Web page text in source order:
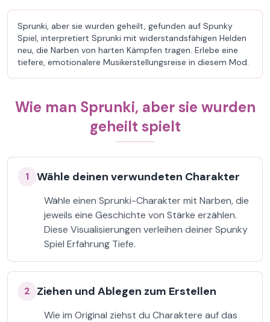
Sprunki, aber sie wurden geheilt, gefunden auf Spunky
Spiel, interpretiert Sprunki mit widerstandsfähigen Helden
neu, die Narben von harten Kämpfen tragen. Erlebe eine
tiefere, emotionalere Musikerstellungsreise in diesem Mod.
Wie man Sprunki, aber sie wurden
geheilt spielt
1 Wähle deinen verwundeten Charakter
Wähle einen Sprunki-Charakter mit Narben, die
jeweils eine Geschichte von Stärke erzählen.
Diese Visualisierungen verleihen deiner Spunky
Spiel Erfahrung Tiefe.
2 Ziehen und Ablegen zum Erstellen
Wie im Original ziehst du Charaktere auf das